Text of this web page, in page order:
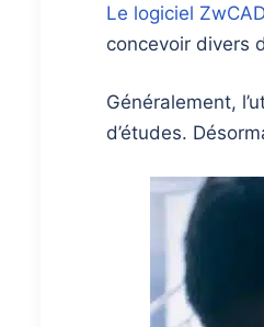
Le logiciel
concevoir divers
Généralement,
d’études.